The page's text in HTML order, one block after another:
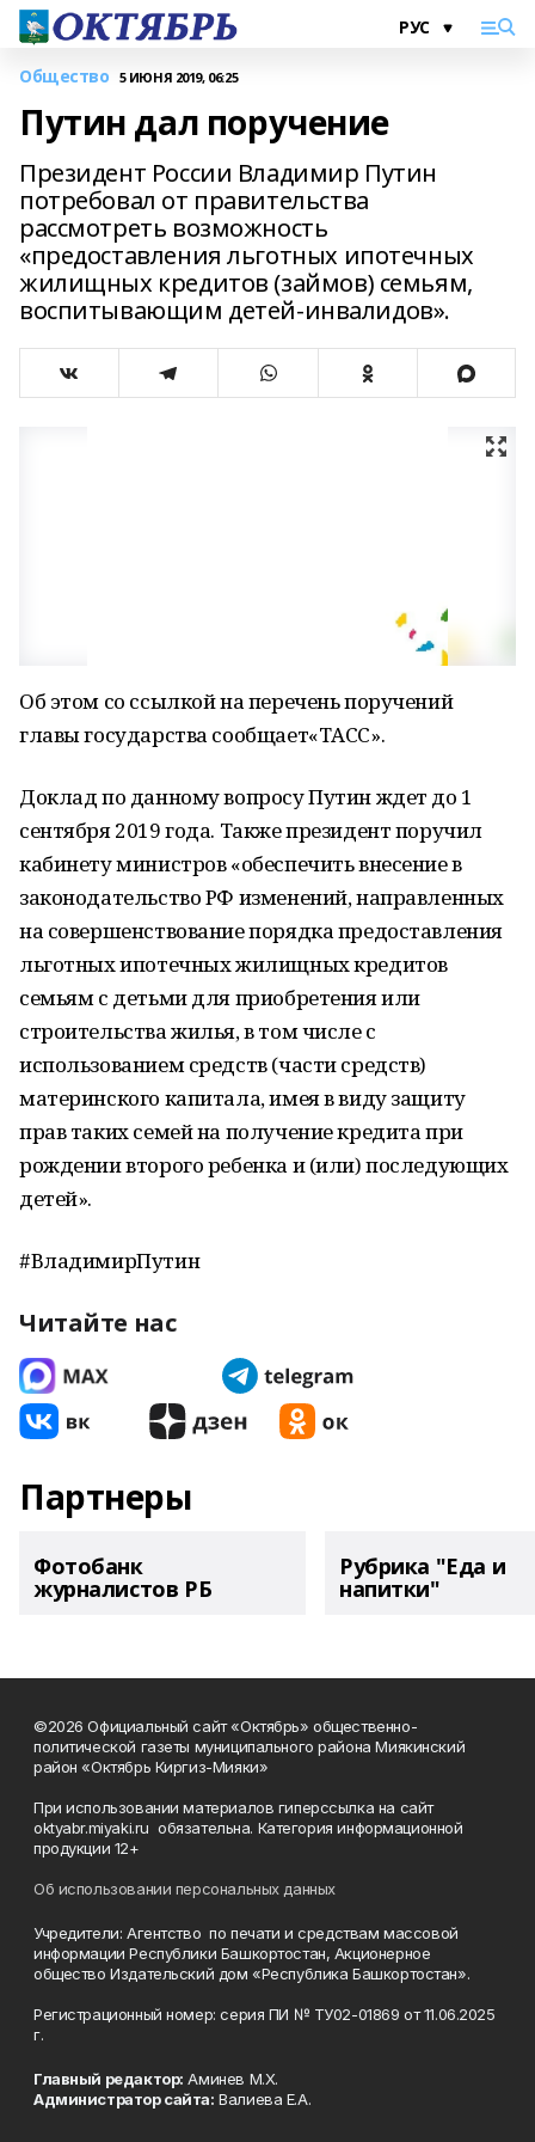
Общество 5 ИЮНЯ 2019, 06:25
Путин дал поручение
Президент России Владимир Путин
потребовал от правительства
рассмотреть возможность
«предоставления льготных ипотечных
жилищных кредитов (займов) семьям,
воспитывающим детей-инвалидов».
Об этом со ссылкой на перечень поручений
главы государства сообщает«ТАСС».
Доклад по данному вопросу Путин ждет до 1
сентября 2019 года. Также президент поручил
кабинету министров «обеспечить внесение в
законодательство РФ изменений, направленных
на совершенствование порядка предоставления
льготных ипотечных жилищных кредитов
семьям с детьми для приобретения или
строительства жилья, в том числе с
использованием средств (части средств)
материнского капитала, имея в виду защиту
прав таких семей на получение кредита при
рождении второго ребенка и (или) последующих
детей».
#ВладимирПутин
Читайте нас
Партнеры
Фотобанк
журналистов РБ
Рубрика "Еда и
напитки"
©2026 Официальный сайт «Октябрь» общественно-
политической газеты муниципального района Миякинский
район «Октябрь Киргиз-Мияки»
При использовании материалов гиперссылка на сайт
oktyabr.miyaki.ru обязательна. Категория информационной
продукции 12+
Об использовании персональных данных
Учредители: Агентство по печати и средствам массовой
информации Республики Башкортостан, Акционерное
общество Издательский дом «Республика Башкортостан».
Регистрационный номер: серия ПИ № ТУ02-01869 от 11.06.2025
г.
Главный редактор: Аминев М.Х.
Администратор сайта: Валиева Е.А.